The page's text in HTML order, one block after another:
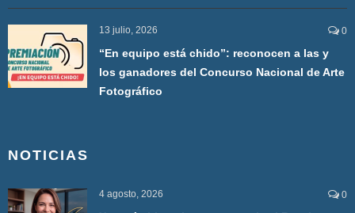
13 julio, 2026 0
“En equipo está chido”: reconocen a las y
los ganadores del Concurso Nacional de Arte
Fotográfico
NOTICIAS
4 agosto, 2026 0